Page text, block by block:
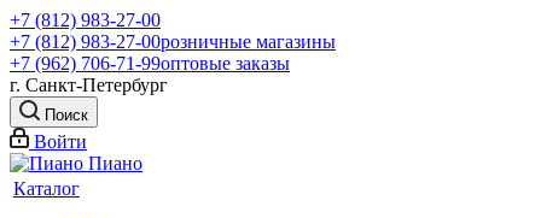
+7 (812) 983-27-00
+7 (812) 983-27-00розничные магазины
+7 (962) 706-71-99оптовые заказы
г. Санкт-Петербург
Поиск
Войти
Каталог